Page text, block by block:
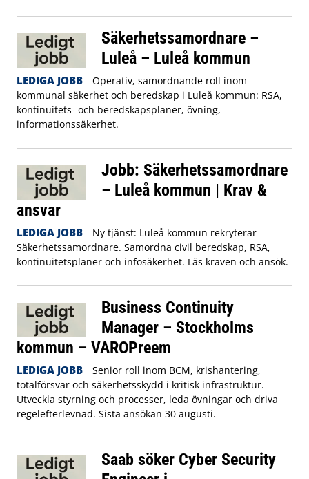
Säkerhetssamordnare –
Luleå – Luleå kommun
LEDIGA JOBB
Operativ, samordnande roll inom
kommunal säkerhet och beredskap i Luleå kommun: RSA,
kontinuitets- och beredskapsplaner, övning,
informationssäkerhet.
Jobb: Säkerhetssamordnare
– Luleå kommun | Krav &
ansvar
LEDIGA JOBB
Ny tjänst: Luleå kommun rekryterar
Säkerhetssamordnare. Samordna civil beredskap, RSA,
kontinuitetsplaner och infosäkerhet. Läs kraven och ansök.
Business Continuity
Manager – Stockholms
kommun – VAROPreem
LEDIGA JOBB
Senior roll inom BCM, krishantering,
totalförsvar och säkerhetsskydd i kritisk infrastruktur.
Utveckla styrning och processer, leda övningar och driva
regelefterlevnad. Sista ansökan 30 augusti.
Saab söker Cyber Security